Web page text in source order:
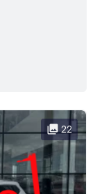
collections22